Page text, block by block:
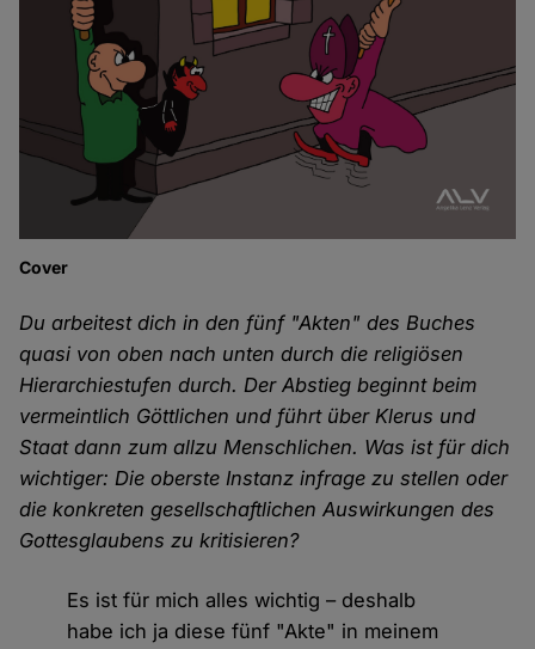
Cover
Du arbeitest dich in den fünf "Akten" des Buches
quasi von oben nach unten durch die religiösen
Hierarchiestufen durch. Der Abstieg beginnt beim
vermeintlich Göttlichen und führt über Klerus und
Staat dann zum allzu Menschlichen. Was ist für dich
wichtiger: Die oberste Instanz infrage zu stellen oder
die konkreten gesellschaftlichen Auswirkungen des
Gottesglaubens zu kritisieren?
Es ist für mich alles wichtig – deshalb
habe ich ja diese fünf "Akte" in meinem